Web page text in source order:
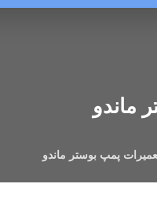
ماندو
پمپ بوستر ماندو